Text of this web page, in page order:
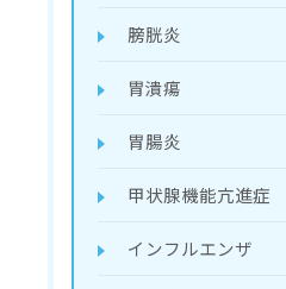
膀胱炎
胃潰瘍
胃腸炎
甲状腺機能亢進症
インフルエンザ